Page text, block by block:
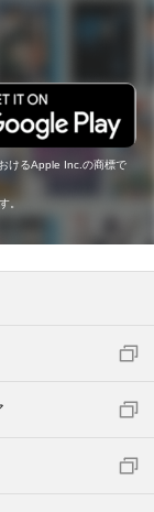
けるApple Inc.の商標で
。